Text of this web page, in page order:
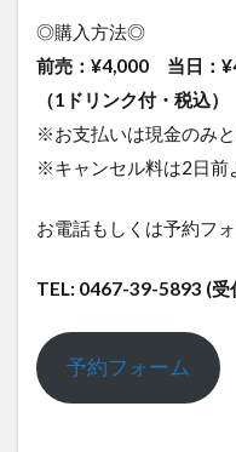
◎購入方法◎
前売：¥4,000 当日：
（1ドリンク付・税込）
※お支払いは現金のみ
※キャンセル料は2日前
お電話もしくは予約フ
TEL: 0467-39-5893 (受
予約フォーム